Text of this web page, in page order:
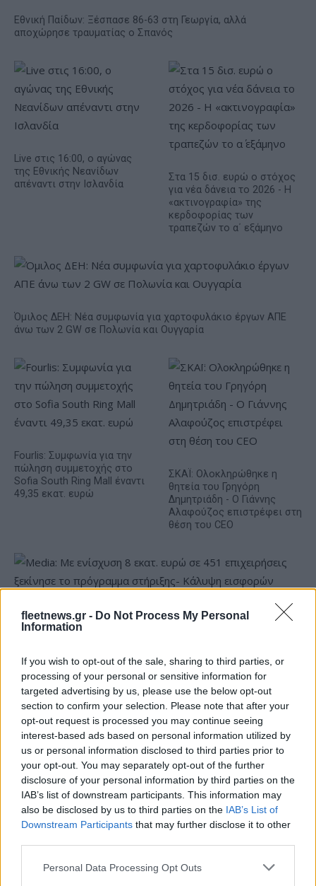
fleetnews.gr - Do Not Process My Personal
Information
If you wish to opt-out of the sale, sharing to third parties, or
processing of your personal or sensitive information for
targeted advertising by us, please use the below opt-out
section to confirm your selection. Please note that after your
opt-out request is processed you may continue seeing
interest-based ads based on personal information utilized by
us or personal information disclosed to third parties prior to
your opt-out. You may separately opt-out of the further
disclosure of your personal information by third parties on the
IAB’s list of downstream participants. This information may
also be disclosed by us to third parties on the IAB’s List of
Downstream Participants that may further disclose it to other
Please note that this website/app uses one or more Google
Personal Data Processing Opt Outs
Εθνική Παίδων: Ξέσπασε 86-63 στη Γεωργία, αλλά
αποχώρησε τραυματίας ο Σπανός
Live στις 16:00, ο αγώνας
της Εθνικής Νεανίδων
απέναντι στην Ισλανδία
Στα 15 δισ. ευρώ ο στόχος
για νέα δάνεια το 2026 - Η
«ακτινογραφία» της
κερδοφορίας των
τραπεζών το α΄ εξάμηνο
Όμιλος ΔΕΗ: Νέα συμφωνία για χαρτοφυλάκιο έργων ΑΠΕ
άνω των 2 GW σε Πολωνία και Ουγγαρία
Fourlis: Συμφωνία για την
πώληση συμμετοχής στο
Sofia South Ring Mall έναντι
49,35 εκατ. ευρώ
ΣΚΑΪ: Ολοκληρώθηκε η
θητεία του Γρηγόρη
Δημητριάδη - Ο Γιάννης
Αλαφούζος επιστρέφει στη
θέση του CEO
Media: Με ενίσχυση 8 εκατ. ευρώ σε 451 επιχειρήσεις
ΕΔΟΕΑΠ
Η Toyota φέρνει νέα γενιά
μπαταριών για τα υβριδικά
της
Σε κινεζική… πολιορκία η
ευρωπαϊκή
αυτοκινητοβιομηχανία